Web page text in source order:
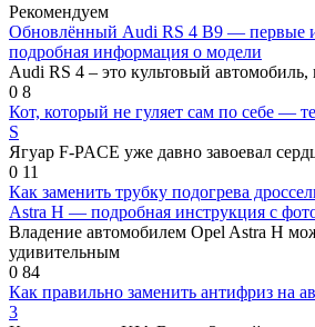
Рекомендуем
Обновлённый Audi RS 4 B9 — первые
подробная информация о модели
Audi RS 4 – это культовый автомобиль,
0 8
Кот, который не гуляет сам по себе —
S
Ягуар F-PACE уже давно завоевал
0 11
Как заменить трубку подогрева
Astra H — подробная инструкция с
Владение автомобилем Opel Astra H
удивительным
0 84
Как правильно заменить антифриз на
3